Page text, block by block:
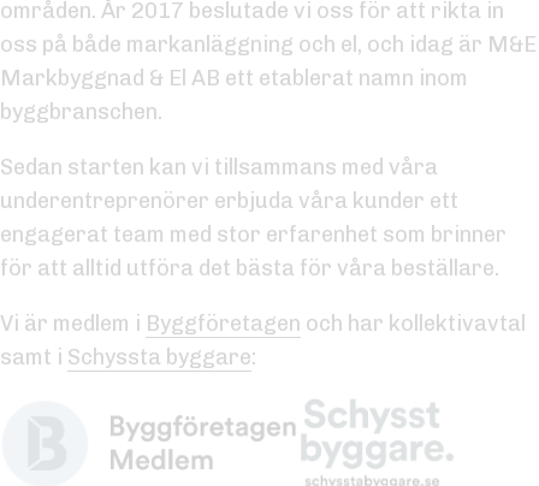
områden. År 2017 beslutade vi oss för att rikta in
oss på både markanläggning och el, och idag är M&E
Markbyggnad & El AB ett etablerat namn inom
byggbranschen.
Sedan starten kan vi tillsammans med våra
underentreprenörer erbjuda våra kunder ett
engagerat team med stor erfarenhet som brinner
för att alltid utföra det bästa för våra beställare.
Vi är medlem i Byggföretagen och har kollektivavtal
samt i Schyssta byggare: